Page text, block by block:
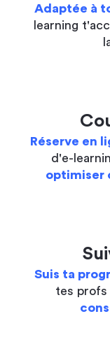
Adaptée à
learning
Réserve en
d'e-
optimiser
Suis ta
tes profs